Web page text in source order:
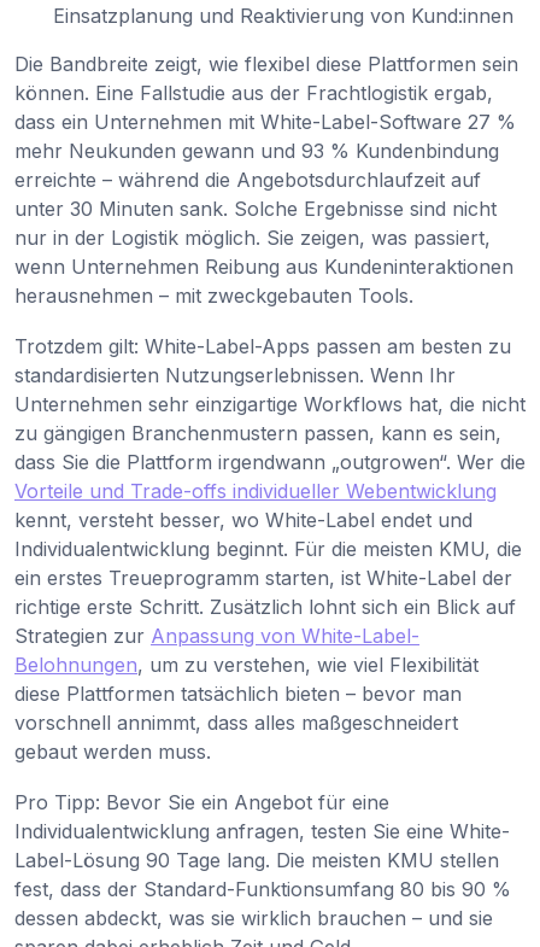
Einsatzplanung und Reaktivierung von Kund:innen
Die Bandbreite zeigt, wie flexibel diese Plattformen sein
können. Eine Fallstudie aus der Frachtlogistik ergab,
dass ein Unternehmen mit White-Label-Software 27 %
mehr Neukunden gewann und 93 % Kundenbindung
erreichte – während die Angebotsdurchlaufzeit auf
unter 30 Minuten sank. Solche Ergebnisse sind nicht
nur in der Logistik möglich. Sie zeigen, was passiert,
wenn Unternehmen Reibung aus Kundeninteraktionen
herausnehmen – mit zweckgebauten Tools.
Trotzdem gilt: White-Label-Apps passen am besten zu
standardisierten Nutzungserlebnissen. Wenn Ihr
Unternehmen sehr einzigartige Workflows hat, die nicht
zu gängigen Branchenmustern passen, kann es sein,
dass Sie die Plattform irgendwann „outgrowen“. Wer die
Vorteile und Trade-offs individueller Webentwicklung
kennt, versteht besser, wo White-Label endet und
Individualentwicklung beginnt. Für die meisten KMU, die
ein erstes Treueprogramm starten, ist White-Label der
richtige erste Schritt. Zusätzlich lohnt sich ein Blick auf
Strategien zur Anpassung von White-Label-
Belohnungen, um zu verstehen, wie viel Flexibilität
diese Plattformen tatsächlich bieten – bevor man
vorschnell annimmt, dass alles maßgeschneidert
gebaut werden muss.
Pro Tipp: Bevor Sie ein Angebot für eine
Individualentwicklung anfragen, testen Sie eine White-
Label-Lösung 90 Tage lang. Die meisten KMU stellen
fest, dass der Standard-Funktionsumfang 80 bis 90 %
dessen abdeckt, was sie wirklich brauchen – und sie